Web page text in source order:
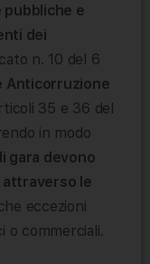
pubbliche e
dei
n. 10 del 6
Anticorruzione
35 e 36 del
in modo
gara devono
le
eccezioni
o commerciali.